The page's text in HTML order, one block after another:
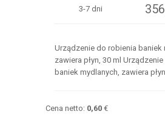
3-7 dni
Urządzenie do robienia baniek
zawiera płyn, 30 ml
baniek mydlanych, zawiera
Cena netto: 0,60€